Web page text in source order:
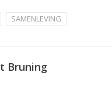
SAMENLEVING
Bruning